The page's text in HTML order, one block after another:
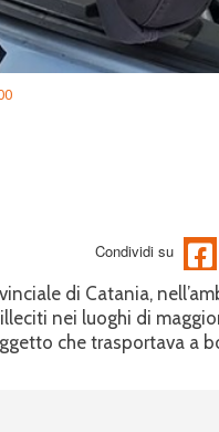
Condividi su
di Catania,
nei luoghi di
che trasportava a